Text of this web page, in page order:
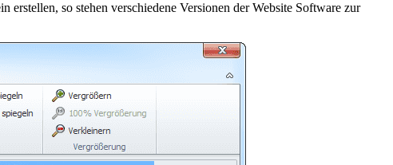
so stehen verschiedene Versionen der Website Software zur